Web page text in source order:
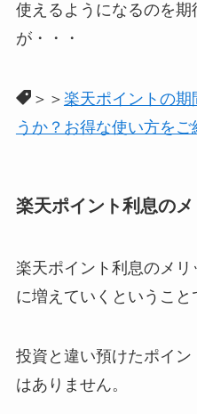
使えるようになるのを
が・・・
＞＞ 楽天ポイントの
うか？お得な使い方をご
楽天ポイント利息のメ
楽天ポイント利息のメ
に増えていくということ
投資と違い預けたポイ
はありません。